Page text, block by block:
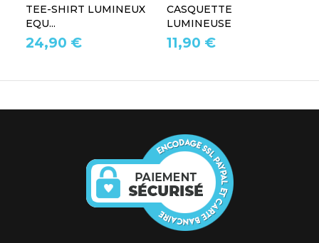
TEE-SHIRT LUMINEUX
EQU...
24,90 €
CASQUETTE
LUMINEUSE
11,90 €